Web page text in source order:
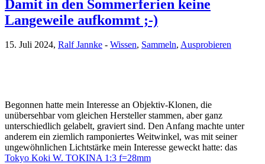
Damit in den Sommerferien keine
Langeweile aufkommt ;-)
15. Juli 2024, Ralf Jannke - Wissen, Sammeln, Ausprobieren
Begonnen hatte mein Interesse an Objektiv-Klonen, die
unübersehbar vom gleichen Hersteller stammen, aber ganz
unterschiedlich gelabelt, graviert sind. Den Anfang machte unter
anderem ein ziemlich ramponiertes Weitwinkel, was mit seiner
ungewöhnlichen Lichtstärke mein Interesse geweckt hatte: das
Tokyo Koki W. TOKINA 1:3 f=28mm